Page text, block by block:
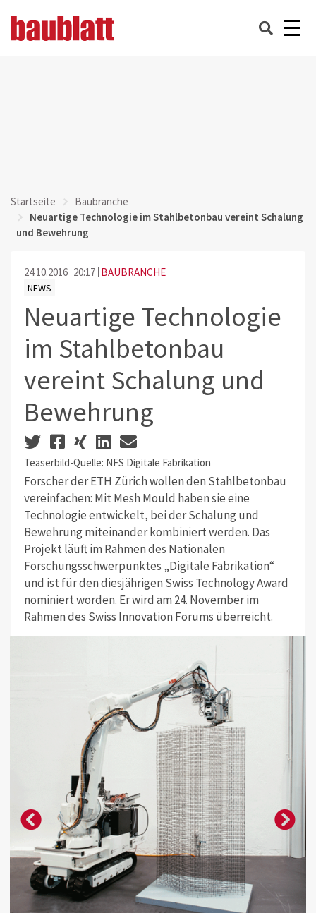
Startseite
Baubranche
Neuartige Technologie im Stahlbetonbau vereint Schalung
und Bewehrung
24.10.2016 20:17 BAUBRANCHE
NEWS
Neuartige Technologie
im Stahlbetonbau
vereint Schalung und
Bewehrung
Teaserbild-Quelle: NFS Digitale Fabrikation
Forscher der ETH Zürich wollen den Stahlbetonbau
vereinfachen: Mit Mesh Mould haben sie eine
Technologie entwickelt, bei der Schalung und
Bewehrung miteinander kombiniert werden. Das
Projekt läuft im Rahmen des Nationalen
Forschungsschwerpunktes „Digitale Fabrikation“
und ist für den diesjährigen Swiss Technology Award
nominiert worden. Er wird am 24. November im
Rahmen des Swiss Innovation Forums überreicht.